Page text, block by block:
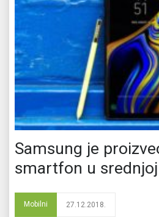
Samsung je
smartfon u
Mobilni 27.12.2018.